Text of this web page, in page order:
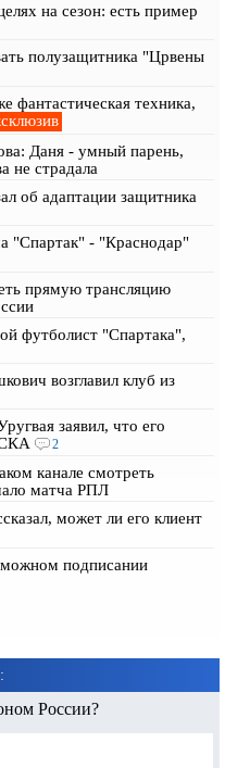
на сезон: есть пример
полузащитника "Црвены
фантастическая техника,
Даня - умный парень,
не страдала
об адаптации защитника
"Спартак" - "Краснодар"
прямую трансляцию
футболист "Спартака",
возглавил клуб из
заявил, что его
2
канале смотреть
матча РПЛ
может ли его клиент
подписании
России?